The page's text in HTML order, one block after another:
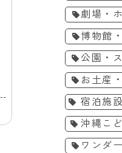
［7/18-8/31］
の国の夏休み エ
マー ENJOY
2026年7月18日
日(月)
沖縄こどもの国
7/18から沖縄こ
休み特別イベント
サマー2026」 を
詳細を見
劇場・
博物館
公園・
お土産
宿泊施設
沖縄こ
ワンダ